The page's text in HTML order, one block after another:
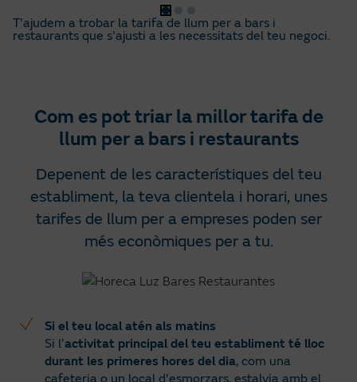
T'ajudem a trobar la tarifa de llum per a bars i
restaurants que s'ajusti a les necessitats del teu negoci.
Com es pot triar la millor tarifa de
llum per a bars i restaurants
Depenent de les característiques del teu
establiment, la teva clientela i horari, unes
tarifes de llum per a empreses poden ser
més econòmiques per a tu.
Si el teu local atén als matins
Si l’activitat principal del teu establiment té lloc
durant les primeres hores del dia, com una
cafeteria o un local d'esmorzars, estalvia amb el